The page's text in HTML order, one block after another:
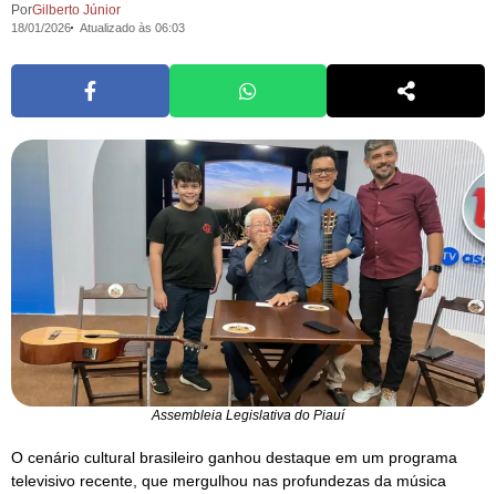
PorGilberto Júnior
18/01/2026 Atualizado às 06:03
Assembleia Legislativa do Piauí
O cenário cultural brasileiro ganhou destaque em um programa
televisivo recente, que mergulhou nas profundezas da música